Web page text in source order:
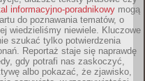
informacyjno-poradnikowy mogą
do poznawania tematów, o
wiedzieliśmy niewiele. Kluczowe
szukać tylko potwierdzenia
Reportaż staje się naprawdę
gdy potrafi nas zaskoczyć,
albo pokazać, że zjawisko,